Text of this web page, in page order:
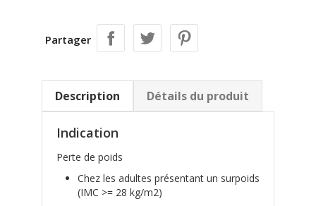
Partager
Description Détails du produit
Indication
Perte de poids
Chez les adultes présentant un surpoids
(IMC >= 28 kg/m2)